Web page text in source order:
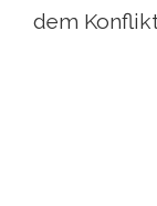
dem